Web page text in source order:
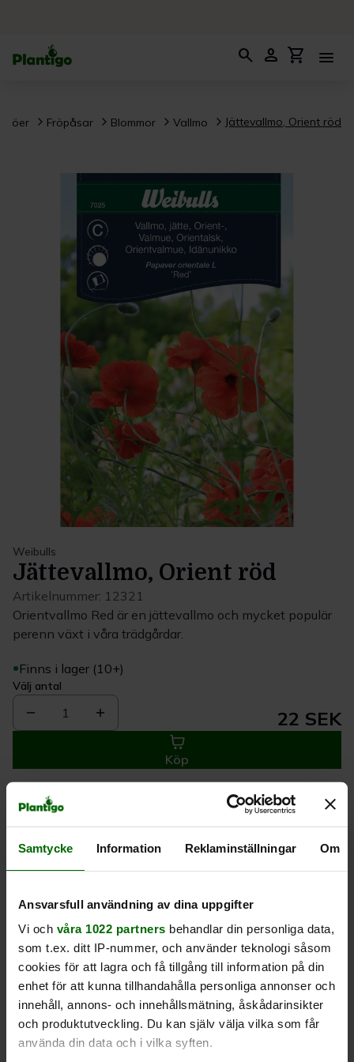
Samtycke Information Reklaminställningar Om
Ansvarsfull användning av dina uppgifter
Vi och våra 1022 partners behandlar din personliga data,
som t.ex. ditt IP-nummer, och använder teknologi såsom
cookies för att lagra och få tillgång till information på din
enhet för att kunna tillhandahålla personliga annonser och
innehåll, annons- och innehållsmätning, åskådarinsikter
och produktutveckling. Du kan själv välja vilka som får
använda din data och i vilka syften.
search person shopping_cart menu
Fröer Fröpåsar Blommor Vallmo Jättevallmo, Orient röd
Weibulls
Jättevallmo, Orient röd
Artikelnummer: 12321
Orientvallmo Red är en jättevallmo och mycket populär
perenn växt i våra trädgårdar.
Finns i lager (10+)
Välj antal
1 22 SEK
Köp
Leverans 1-
3 dagar
Kvalitet till
rätt pris
Eget lager allt i
en leverans
Produktrecensioner
Liknande produkter